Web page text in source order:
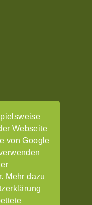
Webseite
von Google
Mehr dazu